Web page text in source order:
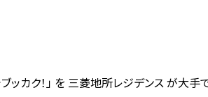
ッカク！」 を 三菱地所レジデンス が大